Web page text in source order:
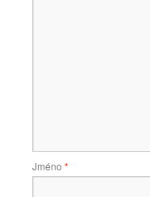
Jméno *